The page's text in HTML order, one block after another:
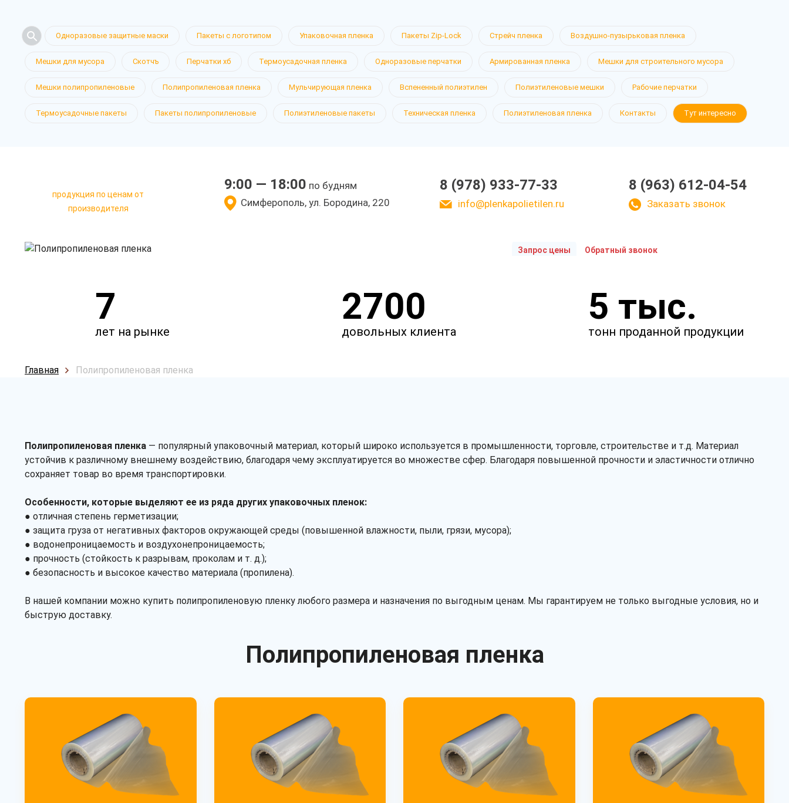
Одноразовые защитные маски Пакеты с логотипом Упаковочная пленка Пакеты Zip-Lock Стрейч пленка Воздушно-пузырьковая пленка
Мешки для мусора Скотчъ Перчатки хб Термоусадочная пленка Одноразовые перчатки Армированная пленка Мешки для строительного мусора
Мешки полипропиленовые Полипропиленовая пленка Мульчирующая пленка Вспененный полиэтилен Полиэтиленовые мешки Рабочие перчатки
Термоусадочные пакеты Пакеты полипропиленовые Полиэтиленовые пакеты Техническая пленка Полиэтиленовая пленка Контакты Тут интересно
продукция по ценам от
производителя
9:00 — 18:00 по будням
Симферополь, ул. Бородина, 220
8 (978) 933-77-33
info@plenkapolietilen.ru
8 (963) 612-04-54
Заказать звонок
Полипропиленовая
у нас выгодно
Запрос цены Обратный звонок
Укажите параметры
Чтобы мы смогли рассчитать
стоимость товаров.
Рассчитать
7
лет на рынке
2700
довольных клиента
5 тыс.
тонн проданной продукции
Главная Полипропиленовая пленка
Полипропиленовая пленка — популярный упаковочный материал, который широко используется в промышленности, торговле, строительстве и т.д. Материал
устойчив к различному внешнему воздействию, благодаря чему эксплуатируется во множестве сфер. Благодаря повышенной прочности и эластичности отлично
сохраняет товар во время транспортировки.
Особенности, которые выделяют ее из ряда других упаковочных пленок:
● отличная степень герметизации;
● защита груза от негативных факторов окружающей среды (повышенной влажности, пыли, грязи, мусора);
● водонепроницаемость и воздухонепроницаемость;
● прочность (стойкость к разрывам, проколам и т. д.);
● безопасность и высокое качество материала (пропилена).
В нашей компании можно купить полипропиленовую пленку любого размера и назначения по выгодным ценам. Мы гарантируем не только выгодные условия, но и
быструю доставку.
Полипропиленовая пленка